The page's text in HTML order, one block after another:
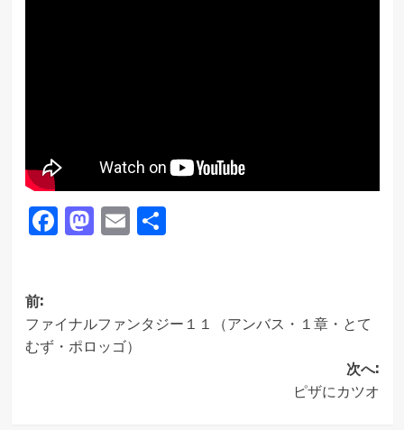
Facebook
Mastodon
Email
共
投
稿
ナ
前:
ファイナルファンタジー１１（アンバス・１章・とて
むず・ポロッゴ）
次へ:
ピザにカツオ